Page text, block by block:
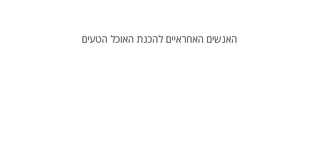
האנשים האחראיים להכנת האוכל הטעים